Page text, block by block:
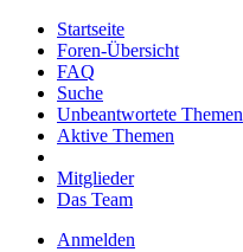
Startseite
Foren-Übersicht
FAQ
Suche
Unbeantwortete Themen
Aktive Themen
Mitglieder
Das Team
Anmelden